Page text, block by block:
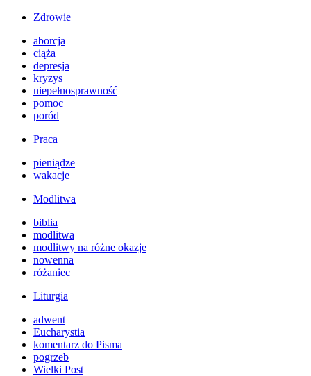
Zdrowie
aborcja
ciąża
depresja
kryzys
niepełnosprawność
pomoc
poród
Praca
pieniądze
wakacje
Modlitwa
biblia
modlitwa
modlitwy na różne okazje
nowenna
różaniec
Liturgia
adwent
Eucharystia
komentarz do Pisma
pogrzeb
Wielki Post